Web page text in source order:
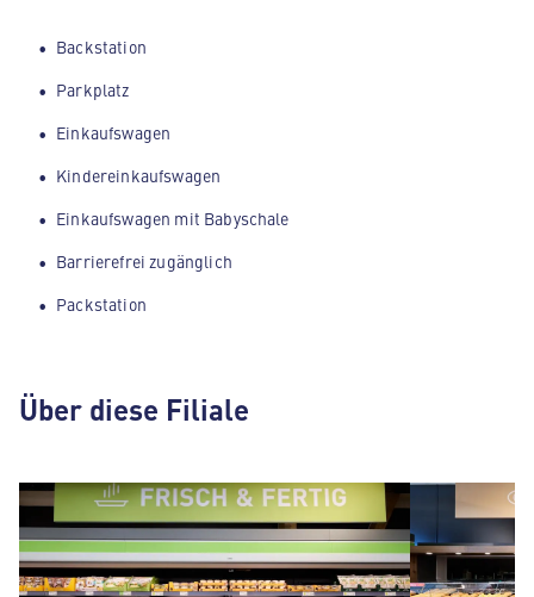
Backstation
Parkplatz
Einkaufswagen
Kindereinkaufswagen
Einkaufswagen mit Babyschale
Barrierefrei zugänglich
Packstation
Über diese Filiale